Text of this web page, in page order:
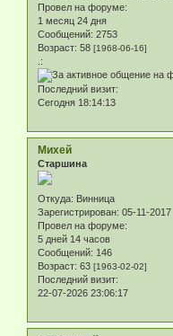
Провел на форуме:
1 месяц 24 дня
Сообщений: 2753
Возраст: 58 [1968-06-16]
.:
Последний визит:
Сегодня 18:14:13
Михей
Старшина
Откуда: Винница
Зарегистрирован: 05-11-2017
Провел на форуме:
5 дней 14 часов
Сообщений: 146
Возраст: 63 [1963-02-02]
Последний визит:
22-07-2026 23:06:17